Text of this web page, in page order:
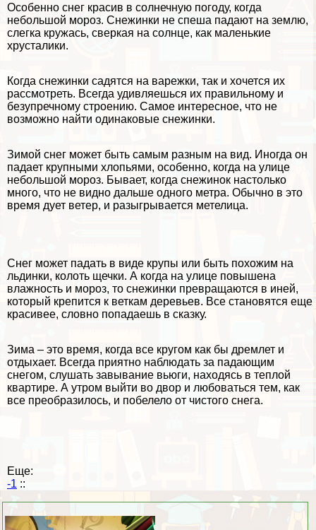
Особенно снег красив в солнечную погоду, когда
небольшой мороз. Снежинки не спеша падают на землю,
слегка кружась, сверкая на солнце, как маленькие
хрусталики.
Когда снежинки садятся на варежки, так и хочется их
рассмотреть. Всегда удивляешься их правильному и
безупречному строению. Самое интересное, что не
возможно найти одинаковые снежинки.
Зимой снег может быть самым разным на вид. Иногда он
падает крупными хлопьями, особенно, когда на улице
небольшой мороз. Бывает, когда снежинок настолько
много, что не видно дальше одного метра. Обычно в это
время дует ветер, и разыгрывается метелица.
Снег может падать в виде крупы или быть похожим на
льдинки, колоть щечки. А когда на улице повышена
влажность и мороз, то снежинки превращаются в иней,
который крепится к веткам деревьев. Все становятся еще
красивее, словно попадаешь в сказку.
Зима – это время, когда все кругом как бы дремлет и
отдыхает. Всегда приятно наблюдать за падающим
снегом, слушать завывание вьюги, находясь в теплой
квартире. А утром выйти во двор и любоваться тем, как
все преобразилось, и побелело от чистого снега.
Еще:
-1 ::